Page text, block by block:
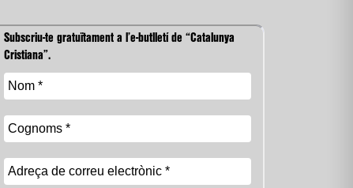
Subscriu-te gratuïtament a l’e-butlletí de “Catalunya
Cristiana”.